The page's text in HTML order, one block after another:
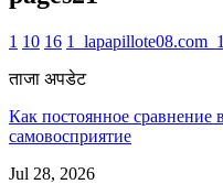
1 10 16
ताजा अपडेट
Как постоянное сравнение
самовосприятие
Jul 28, 2026